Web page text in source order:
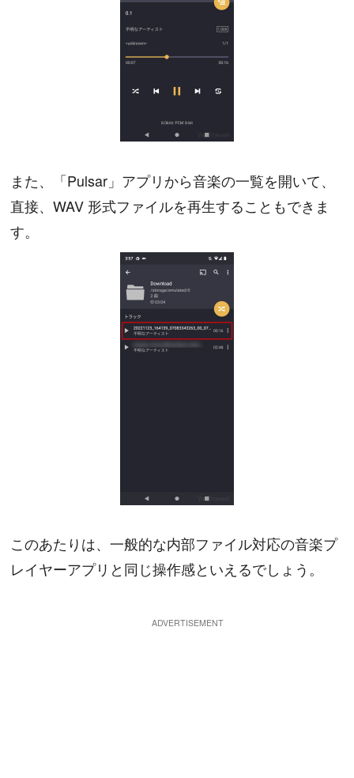
また、「Pulsar」アプリから音楽の一覧を開いて、
直接、WAV 形式ファイルを再生することもできま
す。
このあたりは、一般的な内部ファイル対応の音楽プ
レイヤーアプリと同じ操作感といえるでしょう。